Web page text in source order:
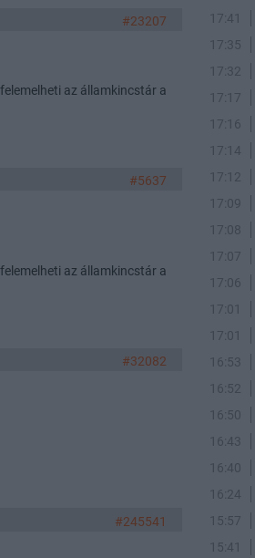
#23207
az államkincstár a
#5637
az államkincstár a
#32082
#245541
17:41
17:35
17:32
17:17
17:16
17:14
17:12
17:09
17:08
17:07
17:06
17:01
17:01
16:53
16:52
16:50
16:43
16:40
16:24
15:57
15:41